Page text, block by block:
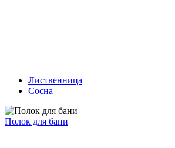
Лиственница
Сосна
Полок для бани